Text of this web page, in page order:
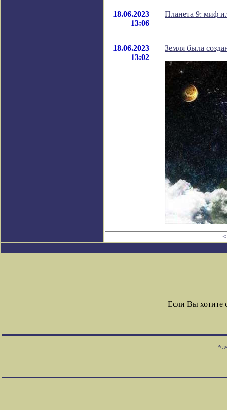
18.06.2023
13:06
Планета 9: миф
18.06.2023
13:02
Земля была
Если Вы хотите